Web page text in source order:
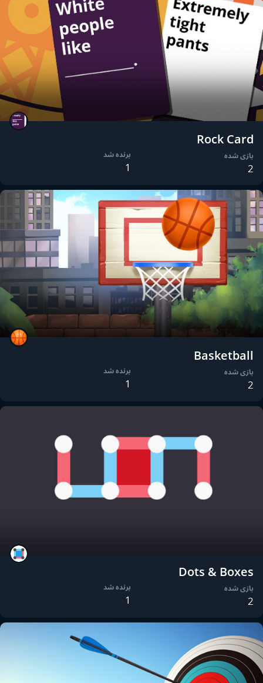
Rock Card
بازی شده
2
برنده شد
1
Basketball
بازی شده
2
برنده شد
1
Dots & Boxes
بازی شده
2
برنده شد
1